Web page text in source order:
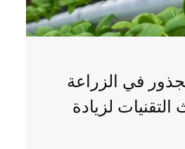
في الزراعة
التقنيات لزيادة